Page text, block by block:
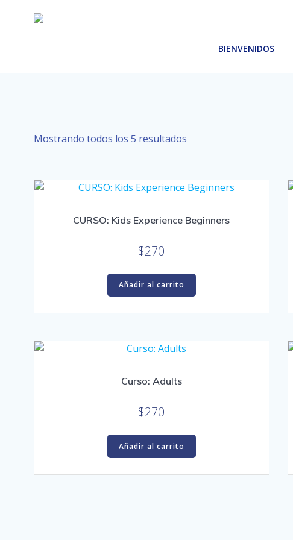
BIENVENIDOS
Mostrando todos los 5 resultados
CURSO: Kids Experience Beginners
$270
Añadir al carrito
Curso: Adults
$270
Añadir al carrito